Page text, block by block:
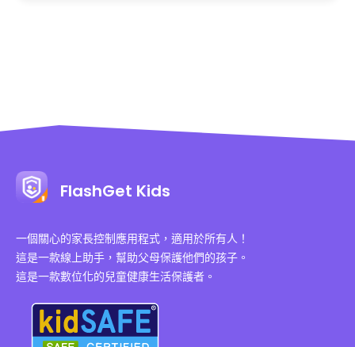
FlashGet Kids
一個關心的家長控制應用程式，適用於所有人！
這是一款線上助手，幫助父母保護他們的孩子。
這是一款數位化的兒童健康生活保護者。